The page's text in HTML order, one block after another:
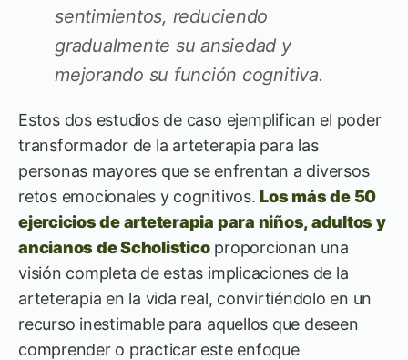
sentimientos, reduciendo
gradualmente su ansiedad y
mejorando su función cognitiva.
Estos dos estudios de caso ejemplifican el poder
transformador de la arteterapia para las
personas mayores que se enfrentan a diversos
retos emocionales y cognitivos.Los más de 50
ejercicios de arteterapia para niños, adultos y
ancianos de Scholisticoproporcionan una
visión completa de estas implicaciones de la
arteterapia en la vida real, convirtiéndolo en un
recurso inestimable para aquellos que deseen
comprender o practicar este enfoque